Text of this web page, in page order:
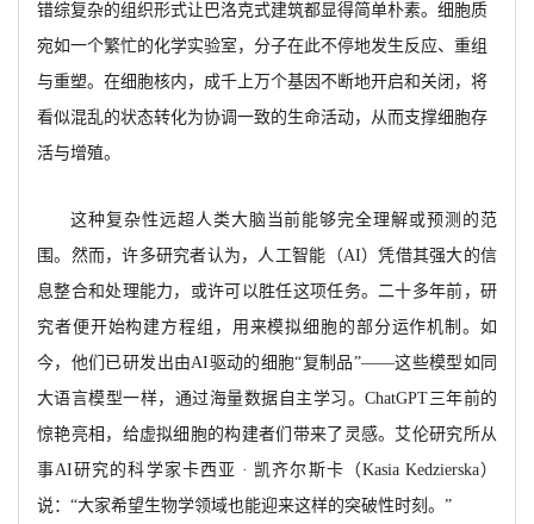
错综复杂的组织形式让巴洛克式建筑都显得简单朴素。细胞质
宛如一个繁忙的化学实验室，分子在此不停地发生反应、重组
与重塑。在细胞核内，成千上万个基因不断地开启和关闭，将
看似混乱的状态转化为协调一致的生命活动，从而支撑细胞存
活与增殖。
这种复杂性远超人类大脑当前能够完全理解或预测的范
围。然而，许多研究者认为，人工智能（AI）凭借其强大的信
息整合和处理能力，或许可以胜任这项任务。二十多年前，研
究者便开始构建方程组，用来模拟细胞的部分运作机制。如
今，他们已研发出由AI驱动的细胞“复制品”——这些模型如同
大语言模型一样，通过海量数据自主学习。ChatGPT三年前的
惊艳亮相，给虚拟细胞的构建者们带来了灵感。艾伦研究所从
事AI研究的科学家卡西亚 · 凯齐尔斯卡（Kasia Kedzierska）
说：“大家希望生物学领域也能迎来这样的突破性时刻。”